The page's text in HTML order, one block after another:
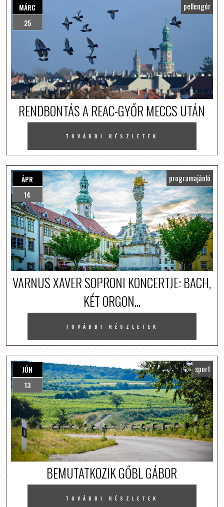
MÁRC
25
pellengér
RENDBONTÁS A REAC-GYŐR MECCS UTÁN
TOVÁBBI RÉSZLETEK
ÁPR
14
programajánló
VARNUS XAVER SOPRONI KONCERTJE: BACH,
KÉT ORGON...
TOVÁBBI RÉSZLETEK
JÚN
13
sport
BEMUTATKOZIK GŐBL GÁBOR
TOVÁBBI RÉSZLETEK